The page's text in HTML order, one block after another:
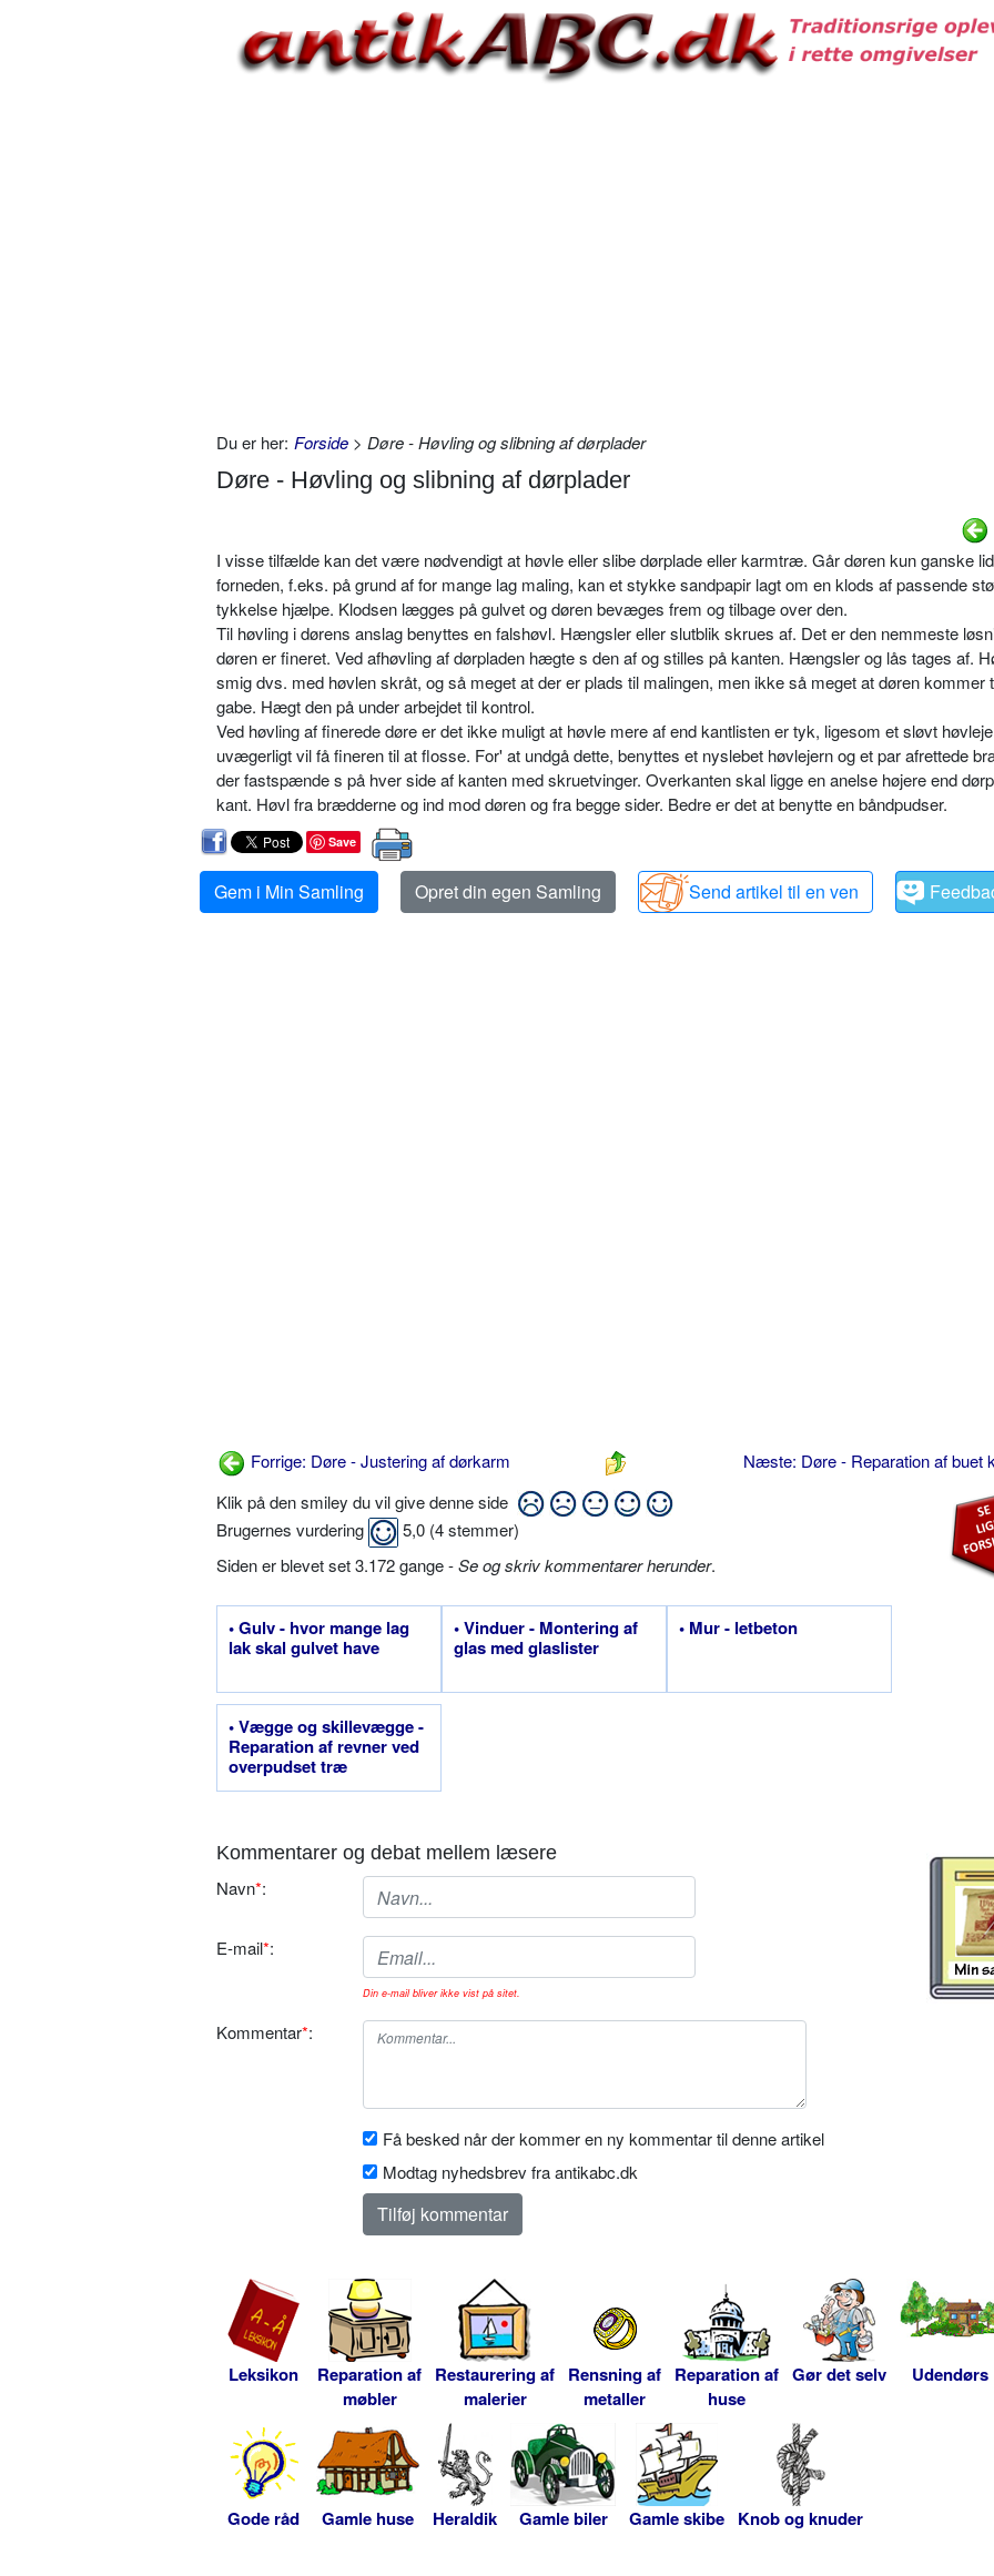
Du er her: Forside > Døre - Høvling og slibning af dørplader
Døre - Høvling og slibning af dørplader
I visse tilfælde kan det være nødvendigt at høvle eller slibe dørplade eller karmtræ. Går døren kun ganske
forneden, f.eks. på grund af for mange lag maling, kan et stykke sandpapir lagt om en klods af passende
tykkelse hjælpe. Klodsen lægges på gulvet og døren bevæges frem og tilbage over den.
Til høvling i dørens anslag benyttes en falshøvl. Hængsler eller slutblik skrues af. Det er den nemmeste
døren er fineret. Ved afhøvling af dørpladen hægte s den af og stilles på kanten. Hængsler og lås tages af.
smig dvs. med høvlen skråt, og så meget at der er plads til malingen, men ikke så meget at døren kommer
gabe. Hægt den på under arbejdet til kontrol.
Ved høvling af finerede døre er det ikke muligt at høvle mere af end kantlisten er tyk, ligesom et sløvt
uvægerligt vil få fineren til at flosse. For' at undgå dette, benyttes et nyslebet høvlejern og et par afrettede
der fastspænde s på hver side af kanten med skruetvinger. Overkanten skal ligge en anelse højere end
kant. Høvl fra brædderne og ind mod døren og fra begge sider. Bedre er det at benytte en båndpudser.
Save
Gem i Min Samling Opret din egen Samling Send artikel til en ven
Forrige: Døre - Justering af dørkarm
Næste: Døre - Reparation af buet
Klik på den smiley du vil give denne side
Brugernes vurdering
5,0 (4stemmer)
Siden er blevet set 3.172 gange -Se og skriv kommentarer herunder.
• Gulv - hvor mange lag
lak skal gulvet have
• Vinduer - Montering af
glas med glaslister
• Mur - letbeton
• Vægge og skillevægge -
Reparation af revner ved
overpudset træ
Kommentarer og debat mellem læsere
Navn*:
E-mail*:
Din e-mail bliver ikke vist på sitet.
Kommentar*:
Få besked når der kommer en ny kommentar til denne artikel
Modtag nyhedsbrev fra antikabc.dk
Leksikon
Reparation af
møbler
Restaurering af
malerier
Rensning af
metaller
Reparation af
huse
Gør det selv Udendørs
Gode råd Gamle huse Heraldik Gamle biler Gamle skibe Knob og knuder